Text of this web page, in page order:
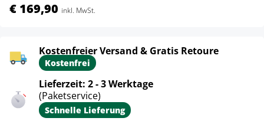
€ 169,90 inkl. MwSt.
Kostenfreier Versand & Gratis Retoure
Kostenfrei
Lieferzeit: 2 - 3 Werktage
(Paketservice)
Schnelle Lieferung